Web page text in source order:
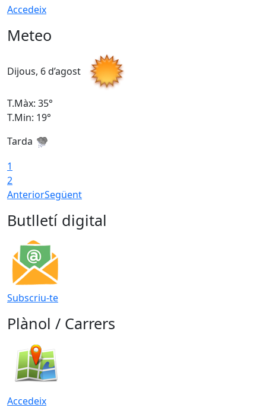
Accedeix
Meteo
Dijous, 6 d’agost
T.Màx: 35°
T.Min: 19°
Tarda
1
2
AnteriorSegüent
Butlletí digital
Subscriu-te
Plànol / Carrers
Accedeix